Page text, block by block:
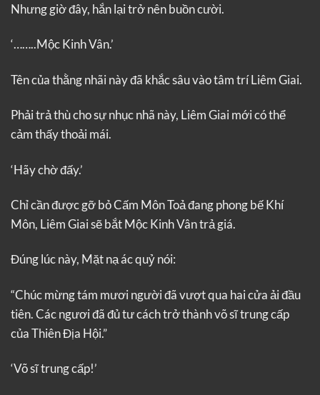
Nhưng giờ đây, hắn lại trở nên buồn cười.
‘……..Mộc Kinh Vân.’
Tên của thằng nhãi này đã khắc sâu vào tâm trí Liêm Giai.
Phải trả thù cho sự nhục nhã này, Liêm Giai mới có thể
cảm thấy thoải mái.
‘Hãy chờ đấy.’
Chỉ cần được gỡ bỏ Cấm Môn Toả đang phong bế Khí
Môn, Liêm Giai sẽ bắt Mộc Kinh Vân trả giá.
Đúng lúc này, Mặt nạ ác quỷ nói:
“Chúc mừng tám mươi người đã vượt qua hai cửa ải đầu
tiên. Các ngươi đã đủ tư cách trở thành võ sĩ trung cấp
của Thiên Địa Hội.”
‘Võ sĩ trung cấp!’